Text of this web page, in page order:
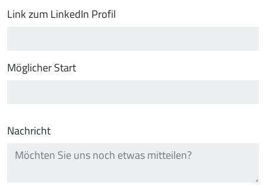
Link zum LinkedIn Profil
Möglicher Start
Nachricht